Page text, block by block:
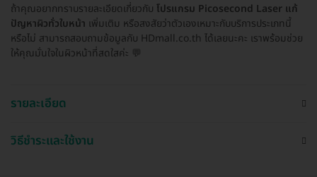
ถ้าคุณอยากทราบรายละเอียดเกี่ยวกับ โปรแกรม Picosecond Laser แก้
ปัญหาผิวทั่วใบหน้า เพิ่มเติม หรือสงสัยว่าตัวเองเหมาะกับบริการประเภทนี้
หรือไม่ สามารถสอบถามข้อมูลกับ HDmall.co.th ได้เลยนะคะ เราพร้อมช่วย
ให้คุณมั่นใจในผิวหน้าที่สดใสค่ะ 💬
รายละเอียด
วิธีชำระและใช้งาน